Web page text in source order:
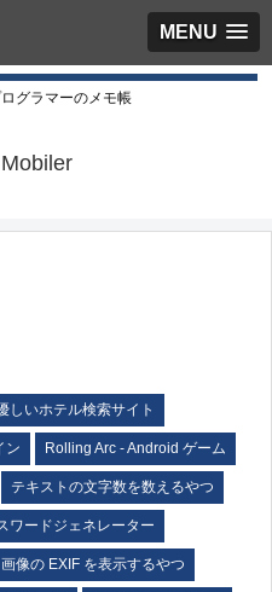
MENU
グラマーのメモ帳
しいホテル検索サイト
ン Rolling Arc - Android ゲーム
テキストの文字数を数えるやつ
ワードジェネレーター
画像の EXIF を表示するやつ